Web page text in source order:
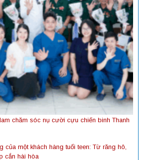
chăm sóc nụ cười cựu chiến binh Thanh
của một khách hàng tuổi teen: Từ răng hô,
cắn hài hòa